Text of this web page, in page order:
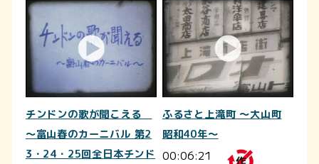
チンドンの歌が聞こえる
～富山春のカーニバル 第2
3・24・25回全日本チンド
ふるさと上滝町 ～大山町
昭和40年～
00:06:21